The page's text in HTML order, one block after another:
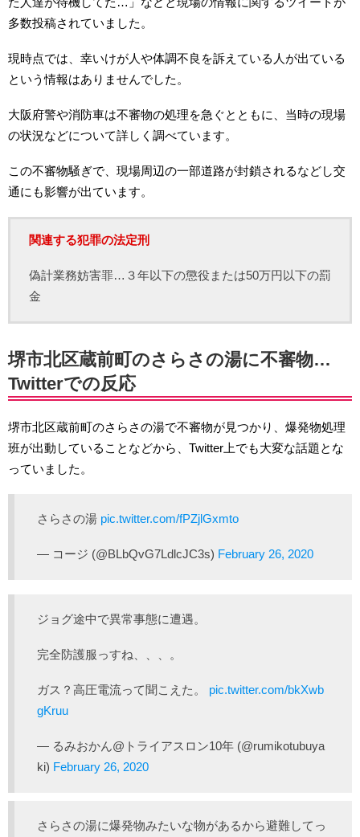
多数投稿されていました。
現時点では、幸いけが人や体調不良を訴えている人が出ている
という情報はありませんでした。
大阪府警や消防車は不審物の処理を急ぐとともに、当時の現場
の状況などについて詳しく調べています。
この不審物騒ぎで、現場周辺の一部道路が封鎖されるなどし交
通にも影響が出ています。
関連する犯罪の法定刑
偽計業務妨害罪…３年以下の懲役または50万円以下の罰
金
堺市北区蔵前町のさらさの湯に不審物…
Twitterでの反応
堺市北区蔵前町のさらさの湯で不審物が見つかり、爆発物処理
班が出動していることなどから、Twitter上でも大変な話題とな
っていました。
さらさの湯 pic.twitter.com/fPZjlGxmto
— コージ (@BLbQvG7LdlcJC3s) February 26, 2020
ジョグ途中で異常事態に遭遇。
完全防護服っすね、、、。
ガス？高圧電流って聞こえた。 pic.twitter.com/bkXwb
gKruu
— るみおかん@トライアスロン10年 (@rumikotubuya
ki) February 26, 2020
さらさの湯に爆発物みたいな物があるから避難してっ